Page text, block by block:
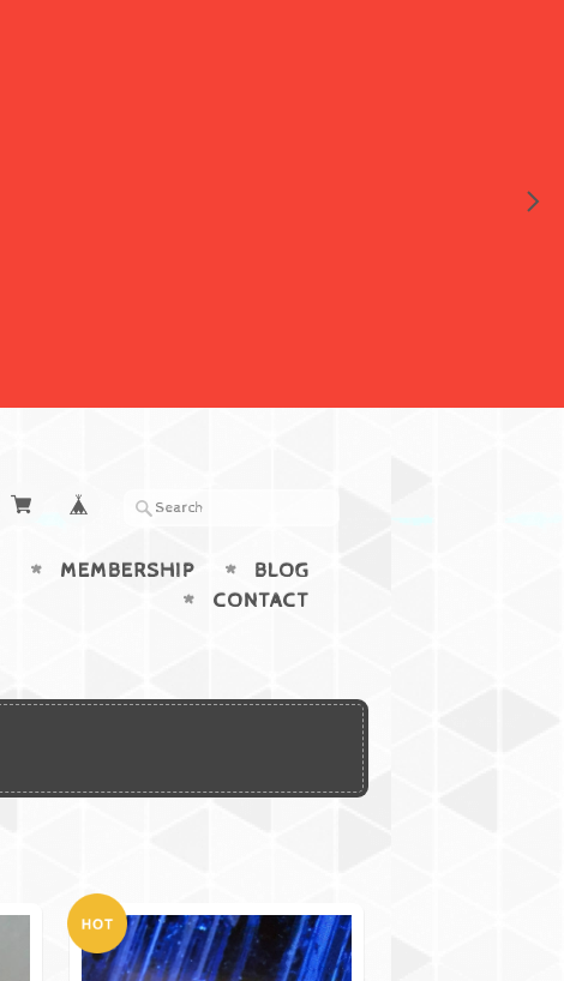
MEMBERSHIP
BLOG
CONTACT